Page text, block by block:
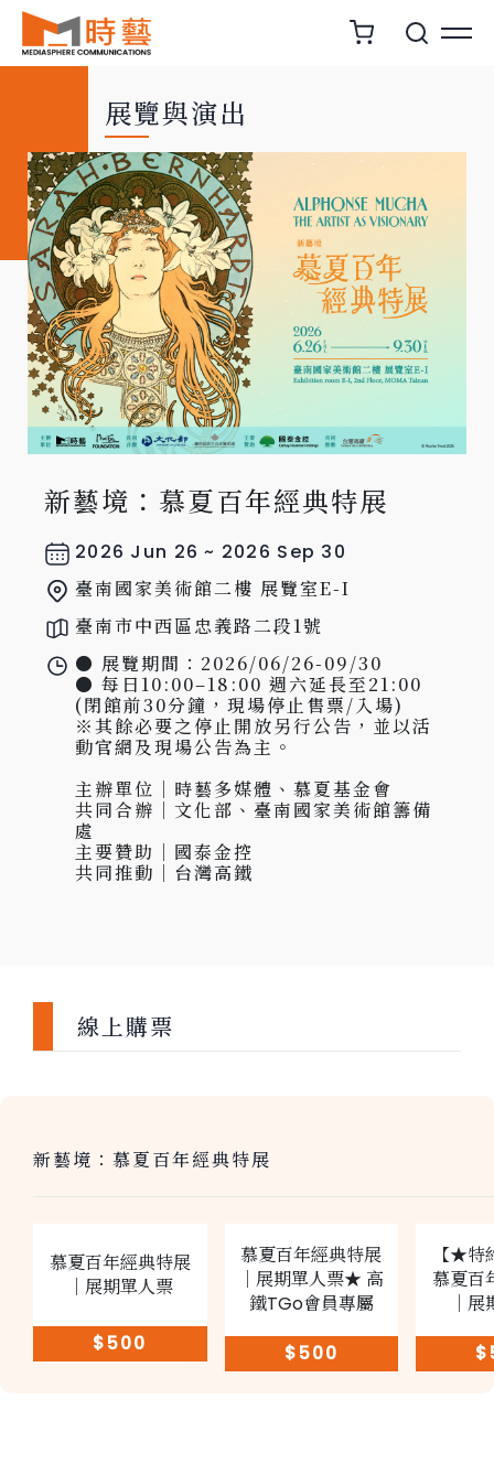
展覽與演出
新藝境：慕夏百年經典特展
2026 Jun 26 ~ 2026 Sep 30
臺南國家美術館二樓 展覽室E-I
臺南市中西區忠義路二段1號
● 展覽期間：2026/06/26-09/30
● 每日10:00–18:00 週六延長至21:00
(閉館前30分鐘，現場停止售票/入場)
※其餘必要之停止開放另行公告，並以活
動官網及現場公告為主。
主辦單位｜時藝多媒體、慕夏基金會
共同合辦｜文化部、臺南國家美術館籌備
處
主要贊助｜國泰金控
共同推動｜台灣高鐵
線上購票
新藝境：慕夏百年經典特展
慕夏百年經典特展
｜展期單人票
$500
慕夏百年經典特展
｜展期單人票★ 高
鐵TGo會員專屬
$500
【★特
慕夏百
｜